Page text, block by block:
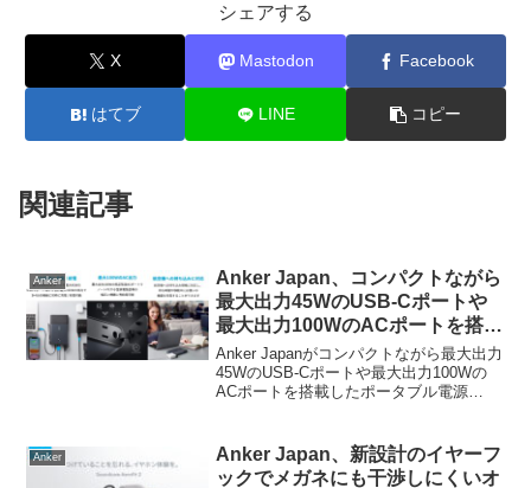
シェアする
X Mastodon Facebook
はてブ LINE コピー
関連記事
Anker
Anker Japan、コンパクトながら
最大出力45WのUSB-Cポートや
最大出力100WのACポートを搭載
したポータブル電源「Anker
PowerHouse 100」の販売を開
始。
Anker Japanがコンパクトながら最大出力
45WのUSB-Cポートや最大出力100Wの
ACポートを搭載したポータブル電源
Anker
Anker Japan、新設計のイヤーフ
ックでメガネにも干渉しにくいオ